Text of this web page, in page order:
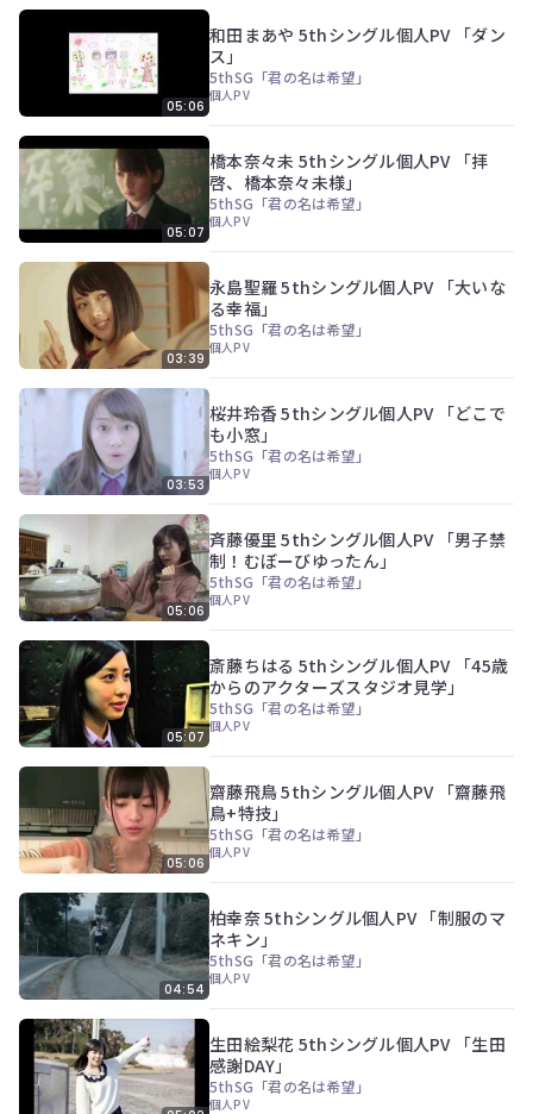
05:06
和田まあや 5thシングル個人PV 「ダン
ス」
5thSG「君の名は希望」
個人PV
05:07
橋本奈々未 5thシングル個人PV 「拝
啓、橋本奈々未様」
5thSG「君の名は希望」
個人PV
03:39
永島聖羅 5thシングル個人PV 「大いな
る幸福」
5thSG「君の名は希望」
個人PV
03:53
桜井玲香 5thシングル個人PV 「どこで
も小窓」
5thSG「君の名は希望」
個人PV
05:06
斉藤優里 5thシングル個人PV 「男子禁
制！むぼーびゆったん」
5thSG「君の名は希望」
個人PV
05:07
斎藤ちはる 5thシングル個人PV 「45歳
からのアクターズスタジオ見学」
5thSG「君の名は希望」
個人PV
05:06
齋藤飛鳥 5thシングル個人PV 「齋藤飛
鳥+特技」
5thSG「君の名は希望」
個人PV
04:54
柏幸奈 5thシングル個人PV 「制服のマ
ネキン」
5thSG「君の名は希望」
個人PV
生田絵梨花 5thシングル個人PV 「生田
感謝DAY」
5thSG「君の名は希望」
個人PV